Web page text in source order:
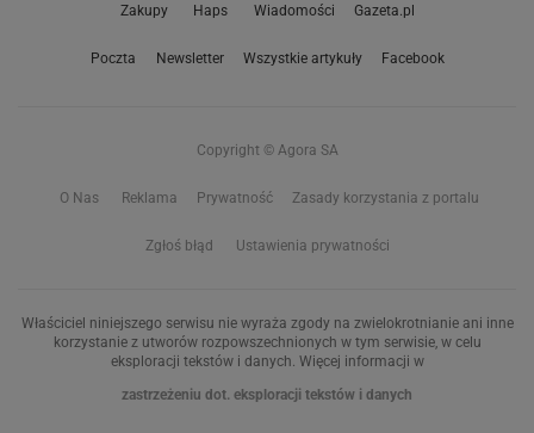
Zakupy Haps Wiadomości Gazeta.pl
Poczta Newsletter Wszystkie artykuły Facebook
Copyright © Agora SA
O Nas Reklama Prywatność Zasady korzystania z portalu
Zgłoś błąd Ustawienia prywatności
Właściciel niniejszego serwisu nie wyraża zgody na zwielokrotnianie ani inne
korzystanie z utworów rozpowszechnionych w tym serwisie, w celu
eksploracji tekstów i danych. Więcej informacji w
zastrzeżeniu dot. eksploracji tekstów i danych